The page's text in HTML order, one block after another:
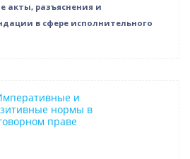
акты, разъяснения и
в сфере исполнительного